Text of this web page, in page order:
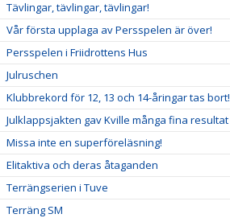
Tävlingar, tävlingar, tävlingar!
Vår första upplaga av Persspelen är över!
Persspelen i Friidrottens Hus
Julruschen
Klubbrekord för 12, 13 och 14-åringar tas bort!
Julklappsjakten gav Kville många fina resultat
Missa inte en superföreläsning!
Elitaktiva och deras åtaganden
Terrängserien i Tuve
Terräng SM